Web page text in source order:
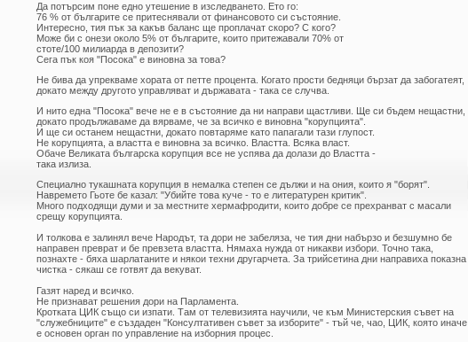
Да потърсим поне едно утешение в изследването. Ето го:
76 % от българите се притеснявали от финансовото си състояние.
Интересно, тия пък за какъв баланс ще проплачат скоро? С кого?
Може би с онези около 5% от българите, които притежавали 70% от
стоте/100 милиарда в депозити?
Сега пък коя "Посока" е виновна за това?
Не бива да упрекваме хората от петте процента. Когато прости бедняци бързат да забогатеят,
докато между другото управляват и държавата - така се случва.
И нито една "Посока" вече не е в състояние да ни направи щастливи. Ще си бъдем нещастни,
докато продължаваме да вярваме, че за всичко е виновна "корупцията".
И ще си останем нещастни, докато повтаряме като папагали тази глупост.
Не корупцията, а властта е виновна за всичко. Властта. Всяка власт.
Обаче Великата българска корупция все не успява да долази до Властта -
така излиза.
Специално тукашната корупция в немалка степен се дължи и на ония, които я "борят".
Навремето Гьоте бе казал: "Убийте това куче - то е литературен критик".
Много подходящи думи и за местните хермафродити, които добре се прехранват с масали
срещу корупцията.
И толкова е залинял вече Народът, та дори не забеляза, че тия дни набързо и безшумно бе
направен преврат и бе превзета властта. Нямаха нужда от никакви избори. Точно така,
познахте - бяха шарлатаните и някои техни другарчета. За трийсетина дни направиха показна
чистка - сякаш се готвят да векуват.
Газят наред и всичко.
Не признават решения дори на Парламента.
Кротката ЦИК също си изпати. Там от телевизията научили, че към Министерския съвет на
"служебниците" е създаден "Консултативен съвет за изборите" - тъй че, чао, ЦИК, която иначе
е основен орган по управление на изборния процес.